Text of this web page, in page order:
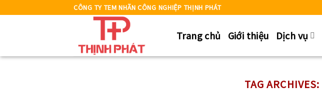
CÔNG TY TEM NHÃN CÔNG NGHIỆP THỊNH PHÁT
Trang chủ Giới thiệu Dịch vụ
TAG ARCHIVES: